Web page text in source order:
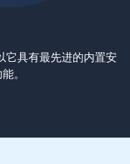
具有最先进的内置安
。